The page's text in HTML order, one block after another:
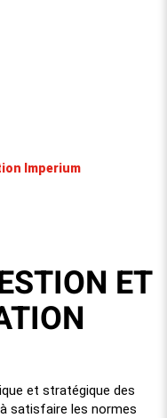
Imperium
ET
et stratégique des
satisfaire les normes